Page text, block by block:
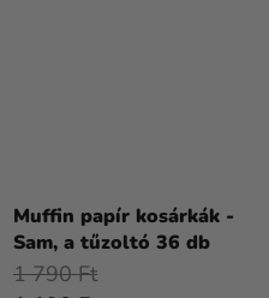
Muffin papír kosárkák -
Sam, a tűzoltó 36 db
1 790 Ft